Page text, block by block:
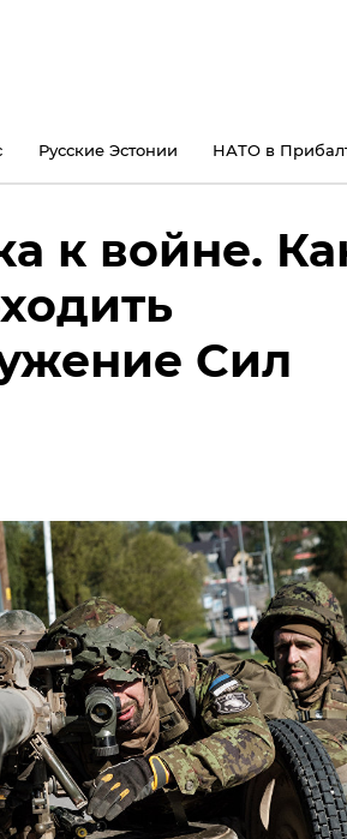
Русские Эстонии НАТО в
к войне.
Сил